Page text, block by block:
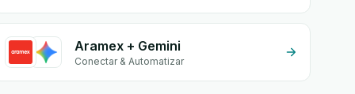
Aramex + Gemini
Conectar & Automatizar